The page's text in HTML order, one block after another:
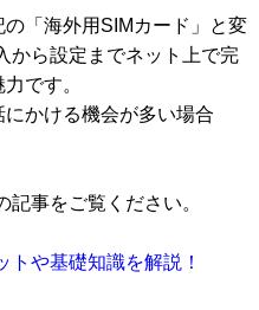
「海外用SIMカード」と変
から設定までネット上で完
です。
かける機会が多い場合
事をご覧ください。
や基礎知識を解説！